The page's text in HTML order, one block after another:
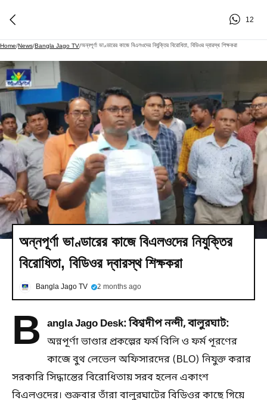
12
Home/News/Bangla Jago TV/অন্নপূর্ণা ভাণ্ডারের কাজে বিএলওদের নিযুক্তির বিরোধিতা, বিডিওর দ্বারস্থ শিক্ষকরা
অন্নপূর্ণা ভাণ্ডারের কাজে বিএলওদের নিযুক্তির
বিরোধিতা, বিডিওর দ্বারস্থ শিক্ষকরা
Bangla Jago TV 2 months ago
B angla Jago Desk: বিশ্বদীপ নন্দী, বালুরঘাট:
অন্নপূর্ণা ভাণ্ডার প্রকল্পের ফর্ম বিলি ও ফর্ম পূরণের
কাজে বুথ লেভেল অফিসারদের (BLO) নিযুক্ত করার
সরকারি সিদ্ধান্তের বিরোধিতায় সরব হলেন একাংশ
বিএলওদের। শুক্রবার তাঁরা বালুরঘাটের বিডিওর কাছে গিয়ে